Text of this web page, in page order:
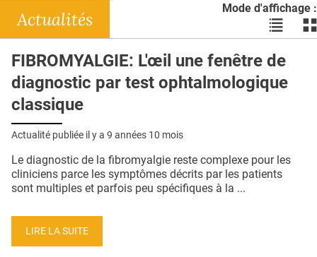
DOSSIERS
RÉSEAUX
E-REVUE SAD
THÉMA
L'APP
PUBLICITÉ
CONTACT
Mode d'affichage :
Voir
les
en
liste
les
Actualités
FIBROMYALGIE: L'œil une fenêtre de
diagnostic par test ophtalmologique
classique
Actualité publiée il y a 9 années 10 mois
Le diagnostic de la fibromyalgie reste complexe pour les
cliniciens parce les symptômes décrits par les patients
sont multiples et parfois peu spécifiques à la ...
LIRE LA SUITE